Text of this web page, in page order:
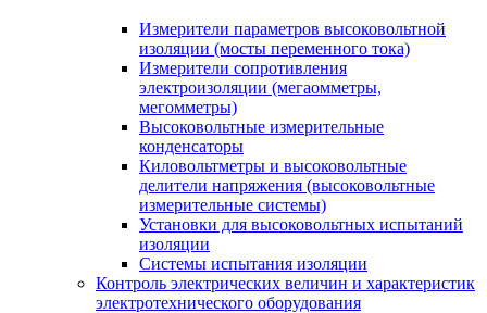
Измерители параметров высоковольтной
изоляции (мосты переменного тока)
Измерители сопротивления
электроизоляции (мегаомметры,
мегомметры)
Высоковольтные измерительные
конденсаторы
Киловольтметры и высоковольтные
делители напряжения (высоковольтные
измерительные системы)
Установки для высоковольтных испытаний
изоляции
Системы испытания изоляции
Контроль электрических величин и характеристик
электротехнического оборудования